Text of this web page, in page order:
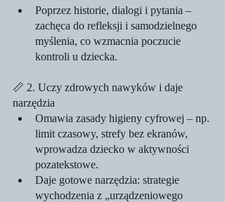
Poprzez historie, dialogi i pytania –
zachęca do refleksji i samodzielnego
myślenia, co wzmacnia poczucie
kontroli u dziecka.
📏 2. Uczy zdrowych nawyków i daje
narzędzia
Omawia zasady higieny cyfrowej – np.
limit czasowy, strefy bez ekranów,
wprowadza dziecko w aktywności
pozatekstowe.
Daje gotowe narzędzia: strategie
wychodzenia z „urządzeniowego